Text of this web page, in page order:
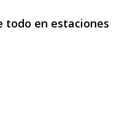
todo en estaciones